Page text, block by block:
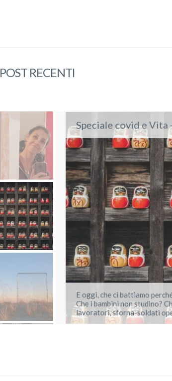
POST RECENTI
E oggi, che ci battiamo
Che i bambini non studino?
lavoratori, sforna-soldati
Speciale covid e Vita -